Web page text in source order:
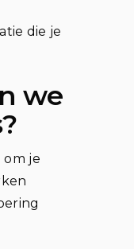
die je
we
om je